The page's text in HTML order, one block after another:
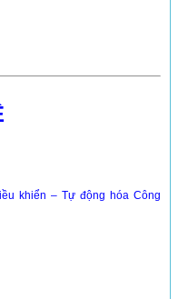
khiển – Tự động hóa Công